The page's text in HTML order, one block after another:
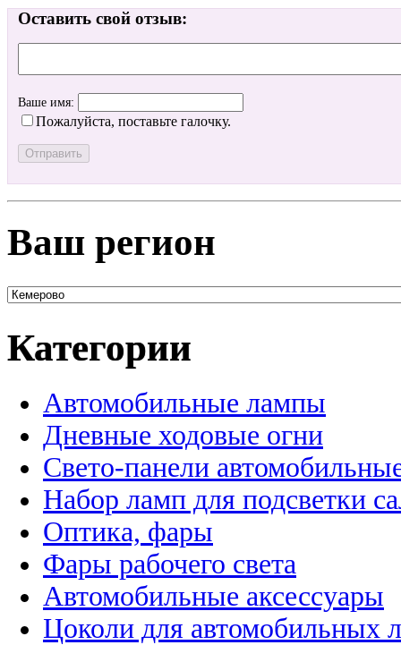
Оставить свой отзыв:
Ваше имя:
Пожалуйста, поставьте галочку.
Ваш регион
Категории
Автомобильные лампы
Дневные ходовые огни
Свето-панели
Набор ламп для подсветки
Оптика, фары
Фары рабочего света
Автомобильные аксессуары
Цоколи для автомобильных